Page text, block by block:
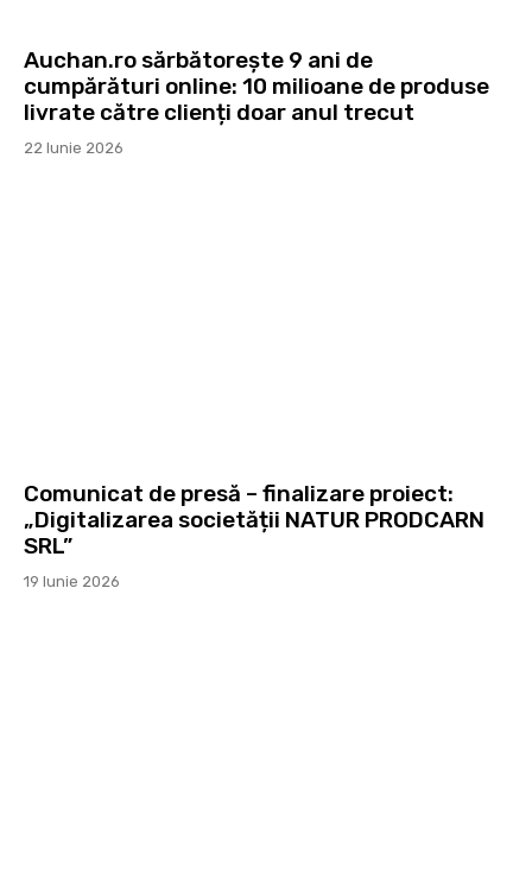
Auchan.ro sărbătorește 9 ani de
cumpărături online: 10 milioane de produse
livrate către clienți doar anul trecut
22 Iunie 2026
Comunicat de presă – finalizare proiect:
„Digitalizarea societății NATUR PRODCARN
SRL”
19 Iunie 2026